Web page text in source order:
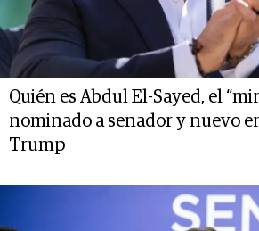
Quién es Abdul El-Sayed, el
nominado a senador y nuevo
Trump